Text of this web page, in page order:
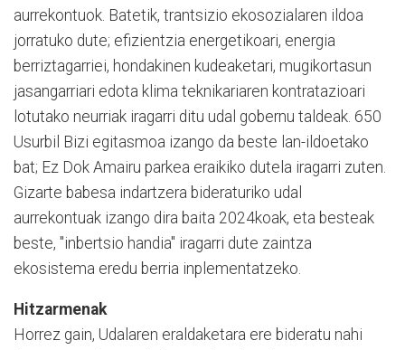
aurrekontuok. Batetik, trantsizio ekosozialaren ildoa
jorratuko dute; efizientzia energetikoari, energia
berriztagarriei, hondakinen kudeaketari, mugikortasun
jasangarriari edota klima teknikariaren kontratazioari
lotutako neurriak iragarri ditu udal gobernu taldeak. 650
Usurbil Bizi egitasmoa izango da beste lan-ildoetako
bat; Ez Dok Amairu parkea eraikiko dutela iragarri zuten.
Gizarte babesa indartzera bideraturiko udal
aurrekontuak izango dira baita 2024koak, eta besteak
beste, "inbertsio handia" iragarri dute zaintza
ekosistema eredu berria inplementatzeko.
Hitzarmenak
Horrez gain, Udalaren eraldaketara ere bideratu nahi